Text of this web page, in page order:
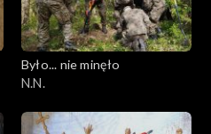
Było... nie minęło
N.N.